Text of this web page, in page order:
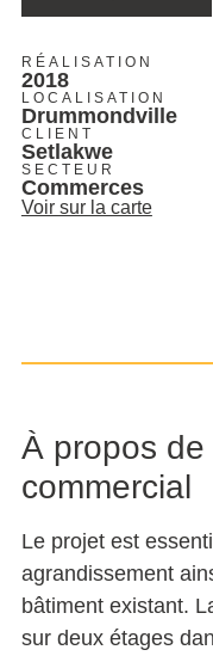
RÉALISATION
2018
LOCALISATION
Drummondville
CLIENT
Setlakwe
SECTEUR
Commerces
Voir sur la carte
À propos
commercial
Le projet est
agrandissement
bâtiment existant.
sur deux étages